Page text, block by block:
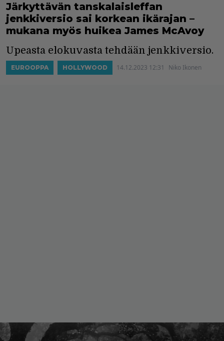
Järkyttävän tanskalaisleffan
jenkkiversio sai korkean ikärajan –
mukana myös huikea James McAvoy
Upeasta elokuvasta tehdään jenkkiversio.
EUROOPPA HOLLYWOOD 14.12.2023 12:31 Niko Ikonen